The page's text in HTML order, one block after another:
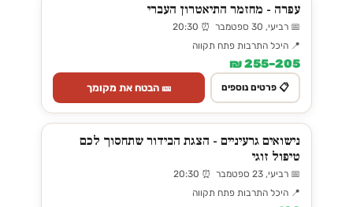
עפרה - מחזמר התיאטרון העברי
📅 רביעי, 30 ספטמבר ⏰ 20:30
📍 היכל התרבות פתח תקווה
205–255 ₪
📋 פרטים נוספים 🎫 הבטח את מקומך
נישואים גרעיניים - הצגת הבידור שתחסוך לכם
טיפול זוגי
📅 רביעי, 23 ספטמבר ⏰ 20:30
📍 היכל התרבות פתח תקווה